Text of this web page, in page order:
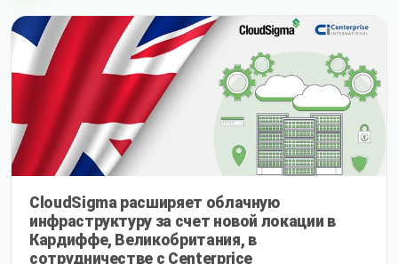
CloudSigma расширяет облачную
инфраструктуру за счет новой локации в
Кардиффе, Великобритания, в
сотрудничестве с Centerprice